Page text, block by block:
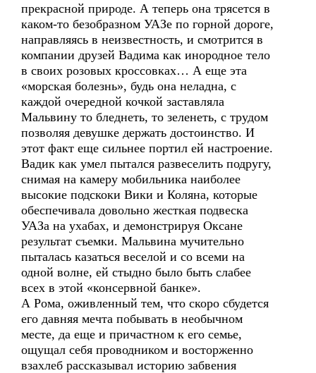
прекрасной природе. А теперь она трясется в
каком-то безобразном УАЗе по горной дороге,
направляясь в неизвестность, и смотрится в
компании друзей Вадима как инородное тело
в своих розовых кроссовках… А еще эта
«морская болезнь», будь она неладна, с
каждой очередной кочкой заставляла
Мальвину то бледнеть, то зеленеть, с трудом
позволяя девушке держать достоинство. И
этот факт еще сильнее портил ей настроение.
Вадик как умел пытался развеселить подругу,
снимая на камеру мобильника наиболее
высокие подскоки Вики и Коляна, которые
обеспечивала довольно жесткая подвеска
УАЗа на ухабах, и демонстрируя Оксане
результат съемки. Мальвина мучительно
пыталась казаться веселой и со всеми на
одной волне, ей стыдно было быть слабее
всех в этой «консервной банке».
А Рома, оживленный тем, что скоро сбудется
его давняя мечта побывать в необычном
месте, да еще и причастном к его семье,
ощущал себя проводником и восторженно
взахлеб рассказывал историю забвения